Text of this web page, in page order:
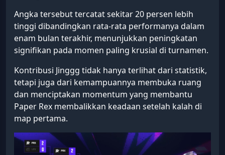
Angka tersebut tercatat sekitar 20 persen lebih
tinggi dibandingkan rata-rata performanya dalam
enam bulan terakhir, menunjukkan peningkatan
signifikan pada momen paling krusial di turnamen.
Kontribusi Jinggg tidak hanya terlihat dari statistik,
tetapi juga dari kemampuannya membuka ruang
dan menciptakan momentum yang membantu
Paper Rex membalikkan keadaan setelah kalah di
map pertama.